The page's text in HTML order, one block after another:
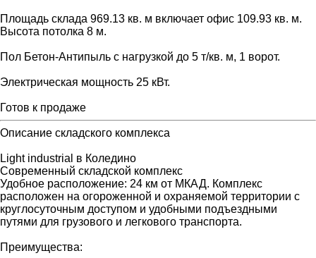
Площадь склада 969.13 кв. м включает офис 109.93 кв. м.
Высота потолка 8 м.
Пол Бетон-Антипыль с нагрузкой до 5 т/кв. м, 1 ворот.
Электрическая мощность 25 кВт.
Готов к продаже
Описание складского комплекса
Light industrial в Коледино
Современный складской комплекс
Удобное расположение: 24 км от МКАД. Комплекс
расположен на огороженной и охраняемой территории с
круглосуточным доступом и удобными подъездными
путями для грузового и легкового транспорта.
Преимущества: